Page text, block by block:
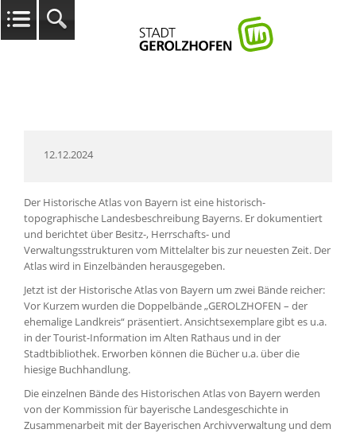
12.12.2024
Der Historische Atlas von Bayern ist eine historisch-
topographische Landesbeschreibung Bayerns. Er dokumentiert
und berichtet über Besitz-, Herrschafts- und
Verwaltungsstrukturen vom Mittelalter bis zur neuesten Zeit. Der
Atlas wird in Einzelbänden herausgegeben.
Jetzt ist der Historische Atlas von Bayern um zwei Bände reicher:
Vor Kurzem wurden die Doppelbände „GEROLZHOFEN – der
ehemalige Landkreis“ präsentiert. Ansichtsexemplare gibt es u.a.
in der Tourist-Information im Alten Rathaus und in der
Stadtbibliothek. Erworben können die Bücher u.a. über die
hiesige Buchhandlung.
Die einzelnen Bände des Historischen Atlas von Bayern werden
von der Kommission für bayerische Landesgeschichte in
Zusammenarbeit mit der Bayerischen Archivverwaltung und dem